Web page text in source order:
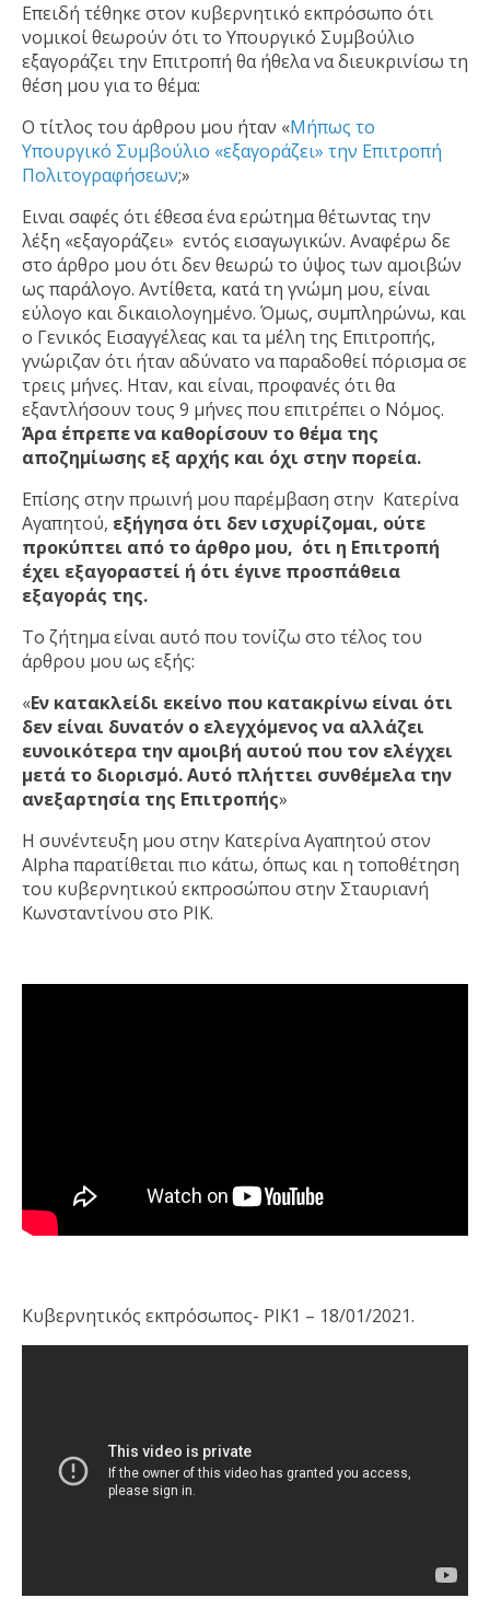
Επειδή τέθηκε στον κυβερνητικό εκπρόσωπο ότι
νομικοί θεωρούν ότι το Υπουργικό Συμβούλιο
εξαγοράζει την Επιτροπή θα ήθελα να διευκρινίσω τη
θέση μου για το θέμα:
Ο τίτλος του άρθρου μου ήταν «Μήπως το
Υπουργικό Συμβούλιο «εξαγοράζει»​ την Επιτροπή
Πολιτογραφήσεων;»
Ειναι σαφές ότι έθεσα ένα ερώτημα θέτωντας την
λέξη «εξαγοράζει» εντός εισαγωγικών. Αναφέρω δε
στο άρθρο μου ότι δεν θεωρώ το ύψος των αμοιβών
ως παράλογο. Αντίθετα, κατά τη γνώμη μου, είναι
εύλογο και δικαιολογημένο. Όμως, συμπληρώνω, και
ο Γενικός Εισαγγέλεας και τα μέλη της Επιτροπής,
γνώριζαν ότι ήταν αδύνατο να παραδοθεί πόρισμα σε
τρεις μήνες. Ηταν, και είναι, προφανές ότι θα
εξαντλήσουν τους 9 μήνες που επιτρέπει ο Νόμος.
Άρα έπρεπε να καθορίσουν το θέμα της
αποζημίωσης εξ αρχής και όχι στην πορεία.
Επίσης στην πρωινή μου παρέμβαση στην Κατερίνα
Αγαπητού, εξήγησα ότι δεν ισχυρίζομαι, ούτε
προκύπτει από το άρθρο μου, ότι η Επιτροπή
έχει εξαγοραστεί ή ότι έγινε προσπάθεια
εξαγοράς της.
Το ζήτημα είναι αυτό που τονίζω στο τέλος του
άρθρου μου ως εξής:
«Εν κατακλείδι εκείνο που κατακρίνω είναι ότι
δεν είναι δυνατόν ο ελεγχόμενος να αλλάζει
ευνοικότερα την αμοιβή αυτού που τον ελέγχει
μετά το διορισμό. Αυτό πλήττει συνθέμελα την
ανεξαρτησία της Επιτροπής»
Η συνέντευξη μου στην Κατερίνα Αγαπητού στον
Alpha παρατίθεται πιο κάτω, όπως και η τοποθέτηση
του κυβερνητικού εκπροσώπου στην Σταυριανή
Κωνσταντίνου στο ΡΙΚ.
Κυβερνητικός εκπρόσωπος- ΡΙΚ1 – 18/01/2021.